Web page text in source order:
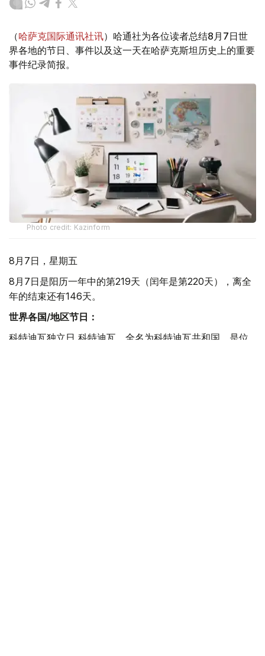
（哈萨克国际通讯社讯）哈通社为各位读者总结8月7日世
界各地的节日、事件以及这一天在哈萨克斯坦历史上的重要
事件纪录简报。
Photo credit: Kazinform
8月7日，星期五
8月7日是阳历一年中的第219天（闰年是第220天），离全
年的结束还有146天。
世界各国/地区节日：
科特迪瓦独立日 科特迪瓦，全名为科特迪瓦共和国，是位